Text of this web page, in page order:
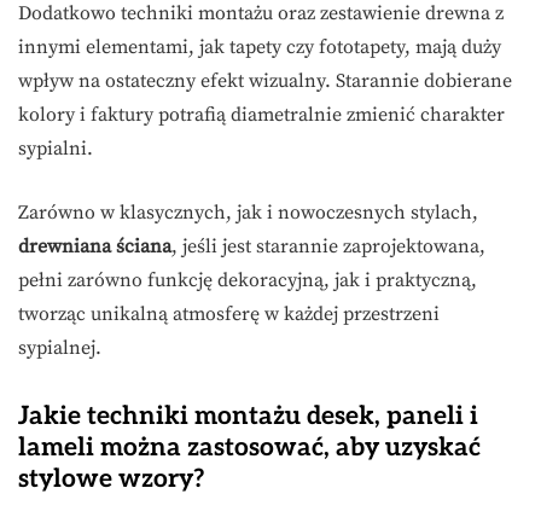
Dodatkowo techniki montażu oraz zestawienie drewna z
innymi elementami, jak tapety czy fototapety, mają duży
wpływ na ostateczny efekt wizualny. Starannie dobierane
kolory i faktury potrafią diametralnie zmienić charakter
sypialni.
Zarówno w klasycznych, jak i nowoczesnych stylach,
drewniana ściana, jeśli jest starannie zaprojektowana,
pełni zarówno funkcję dekoracyjną, jak i praktyczną,
tworząc unikalną atmosferę w każdej przestrzeni
sypialnej.
Jakie techniki montażu desek, paneli i
lameli można zastosować, aby uzyskać
stylowe wzory?